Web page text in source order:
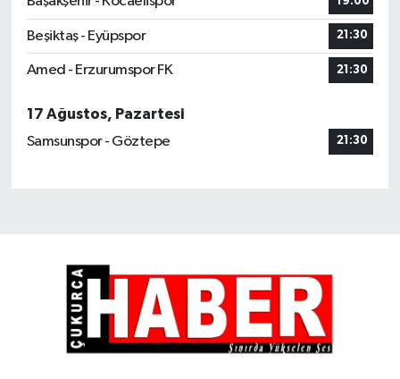
Beşiktaş - Eyüpspor 21:30
Amed - Erzurumspor FK 21:30
17 Ağustos, Pazartesi
Samsunspor - Göztepe
21:30